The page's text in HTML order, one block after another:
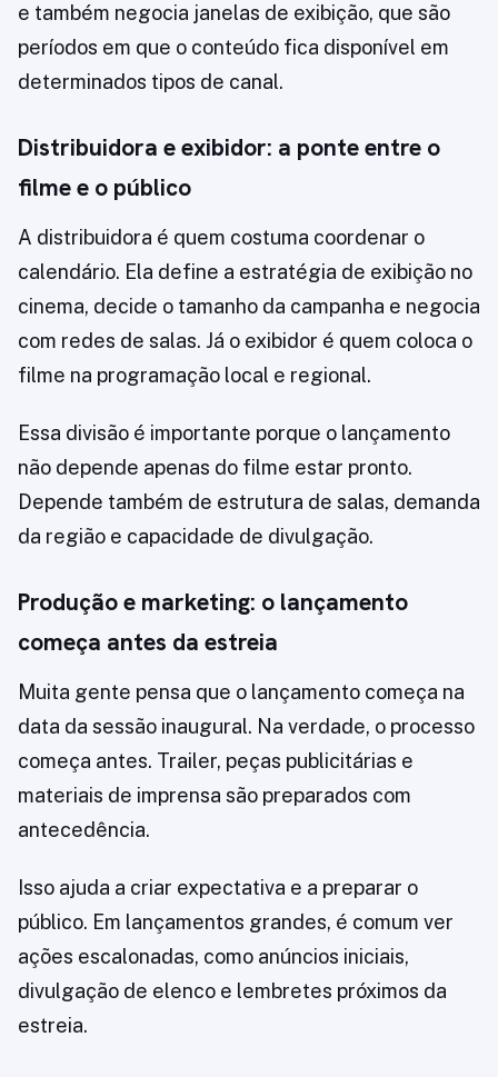
e também negocia janelas de exibição, que são
períodos em que o conteúdo fica disponível em
determinados tipos de canal.
Distribuidora e exibidor: a ponte entre o
filme e o público
A distribuidora é quem costuma coordenar o
calendário. Ela define a estratégia de exibição no
cinema, decide o tamanho da campanha e negocia
com redes de salas. Já o exibidor é quem coloca o
filme na programação local e regional.
Essa divisão é importante porque o lançamento
não depende apenas do filme estar pronto.
Depende também de estrutura de salas, demanda
da região e capacidade de divulgação.
Produção e marketing: o lançamento
começa antes da estreia
Muita gente pensa que o lançamento começa na
data da sessão inaugural. Na verdade, o processo
começa antes. Trailer, peças publicitárias e
materiais de imprensa são preparados com
antecedência.
Isso ajuda a criar expectativa e a preparar o
público. Em lançamentos grandes, é comum ver
ações escalonadas, como anúncios iniciais,
divulgação de elenco e lembretes próximos da
estreia.